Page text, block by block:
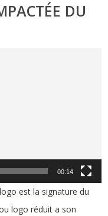
DU
00:14
est la signature du
logo réduit a son